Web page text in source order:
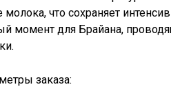
что сохраняет
момент для Брайана,
заказа: